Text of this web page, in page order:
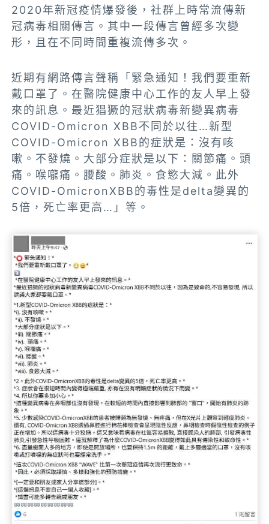
2020年新冠疫情爆發後，社群上時常流傳新
冠病毒相關傳言。其中一段傳言曾經多次變
形，且在不同時間重複流傳多次。
近期有網路傳言聲稱「緊急通知！我們要重新
戴口罩了。在醫院健康中心工作的友人早上發
來的訊息。最近猖獗的冠狀病毒新變異病毒
COVID-Omicron XBB不同於以往…新型
COVID-Omicron XBB的症狀是：沒有咳
嗽。不發燒。大部分症狀是以下：關節痛。頭
痛。喉嚨痛。腰酸。肺炎。食慾大減。此外
COVID-OmicronXBB的毒性是delta變異的
5倍，死亡率更高…」等。